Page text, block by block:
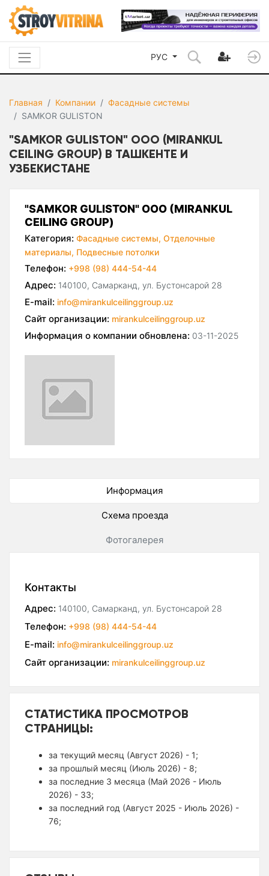
РУС
Главная Компании
Фасадные системы
SAMKOR GULISTON
"SAMKOR GULISTON" ООО (MIRANKUL
CEILING GROUP) В ТАШКЕНТЕ И
УЗБЕКИСТАНЕ
"SAMKOR GULISTON" ООО (MIRANKUL
CEILING GROUP)
Категория: Фасадные системы, Отделочные
материалы, Подвесные потолки
Телефон: +998 (98) 444-54-44
Адрес: 140100, Самарканд, ул. Бустонсарой 28
E-mail: info@mirankulceilinggroup.uz
Сайт организации: mirankulceilinggroup.uz
Информация о компании обновлена: 03-11-2025
Информация
Схема проезда
Фотогалерея
Контакты
Адрес: 140100, Самарканд, ул. Бустонсарой 28
Телефон: +998 (98) 444-54-44
E-mail: info@mirankulceilinggroup.uz
Сайт организации: mirankulceilinggroup.uz
СТАТИСТИКА ПРОСМОТРОВ
СТРАНИЦЫ:
за текущий месяц (Август 2026) - 1;
за прошлый месяц (Июль 2026) - 8;
за последние 3 месяца (Май 2026 - Июль
2026) - 33;
за последний год (Август 2025 - Июль 2026) -
76;